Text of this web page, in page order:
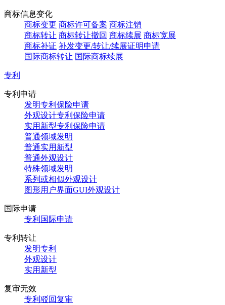
商标信息变化
商标变更 商标许可备案 商标注销
商标转让 商标转让撤回 商标续展 商标宽展
商标补证 补发变更/转让/续展证明申请
国际商标转让 国际商标续展
专利
专利申请
发明专利保险申请
外观设计专利保险申请
实用新型专利保险申请
普通领域发明
普通实用新型
普通外观设计
特殊领域发明
系列或相似外观设计
图形用户界面GUI外观设计
国际申请
专利国际申请
专利转让
发明专利
外观设计
实用新型
复审无效
专利驳回复审